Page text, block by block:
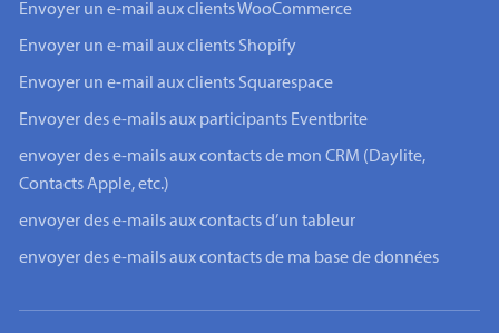
Envoyer un e-mail aux clients WooCommerce
Envoyer un e-mail aux clients Shopify
Envoyer un e-mail aux clients Squarespace
Envoyer des e-mails aux participants Eventbrite
envoyer des e-mails aux contacts de mon CRM (Daylite,
Contacts Apple, etc.)
envoyer des e-mails aux contacts d’un tableur
envoyer des e-mails aux contacts de ma base de données